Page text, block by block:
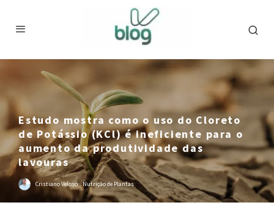
Estudo mostra como o uso do Cloreto
de Potássio (KCl) é ineficiente para o
aumento da produtividade das
lavouras
Cristiano Veloso · Nutrição de Plantas